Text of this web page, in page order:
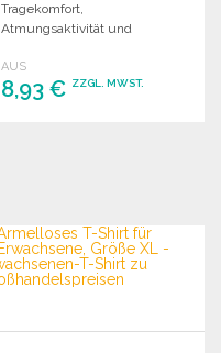
Tragekomfort,
Atmungsaktivität und
sportliche Aktivitäten und
bessere Sichtbarkeit.
AUS
8,93 € ZZGL. MWST.